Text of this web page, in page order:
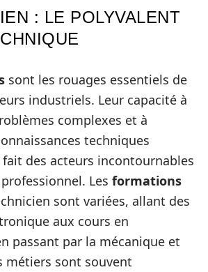
: LE POLYVALENT
sont les rouages essentiels de
industriels. Leur capacité à
complexes et à
techniques
fait des acteurs incontournables
Les formations
sont variées, allant des
aux cours en
passant par la mécanique et
métiers sont souvent